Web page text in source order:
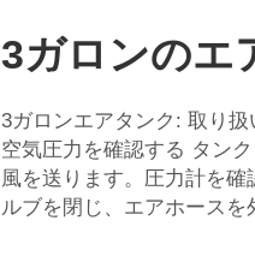
3ガロンのエ
3ガロンエアタンク: 取り
空気圧力を確認する タン
風を送ります。圧力計を
ルブを閉じ、エアホースを